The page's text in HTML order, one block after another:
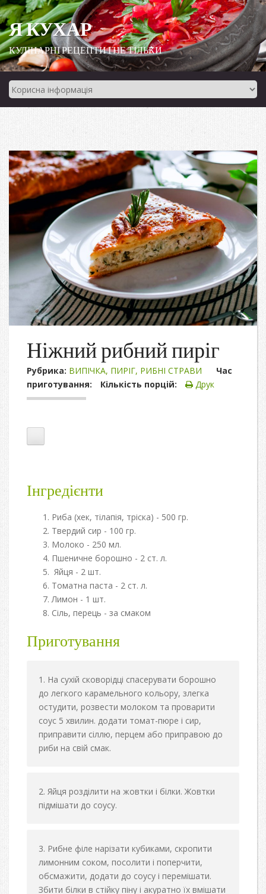
Я КУХАР
КУЛІНАРНІ РЕЦЕПТИ І НЕ ТІЛЬКИ
Ніжний рибний пиріг
Рубрика: ВИПІЧКА, ПИРІГ, РИБНІ СТРАВИ
Час
приготування:
Кількість порцій: Друк
Інгредієнти
Риба (хек, тілапія, тріска) - 500 гр.
Твердий сир - 100 гр.
Молоко - 250 мл.
Пшеничне борошно - 2 ст. л.
Яйця - 2 шт.
Томатна паста - 2 ст. л.
Лимон - 1 шт.
Сіль, перець - за смаком
Приготування
На сухій сковорідці спасерувати борошно
до легкого карамельного кольору, злегка
остудити, розвести молоком та проварити
соус 5 хвилин. додати томат-пюре і сир,
приправити сіллю, перцем або приправою до
риби на свій смак.
Яйця розділити на жовтки і білки. Жовтки
підмішати до соусу.
Рибне філе нарізати кубиками, скропити
лимонним соком, посолити і поперчити,
обсмажити, додати до соусу і перемішати.
Збити білки в стійку піну і акуратно їх вмішати